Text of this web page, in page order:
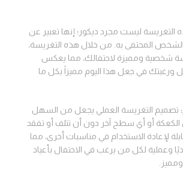
التغريسة ليست مجرد ديكور؛ إنها تعبير عن
بالشخص المحتفى به. من خلال هذه التغريسة،
شخصية ومميزة لاحتفالك، مما يعكس
ورغبتك في جعل هذا اليوم مميزاً بكل ما
تصميم التغريسة العملي يجعل من السهل
من الكعكة أو أي سطح آخر دون أن تتلف أو تفقد
لإعادة الاستخدام في مناسبات أخرى، مما
وعملية لكل من يرغب في الاحتفال بأعياد